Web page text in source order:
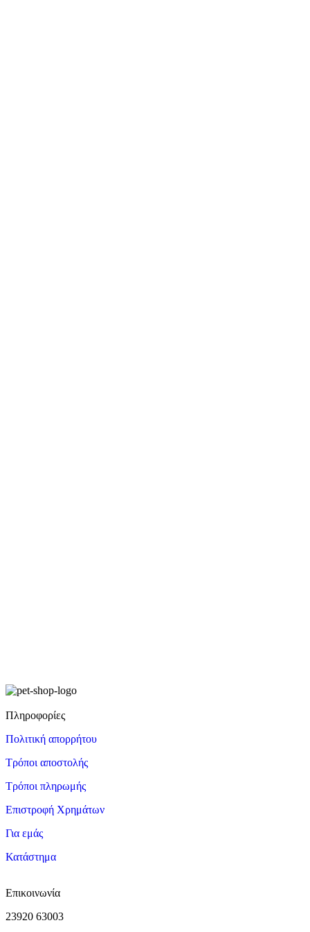
Πληροφορίες
Πολιτική απορρήτου
Τρόποι αποστολής
Τρόποι πληρωμής
Επιστροφή Χρημάτων
Για εμάς
Κατάστημα
Επικοινωνία
23920 63003